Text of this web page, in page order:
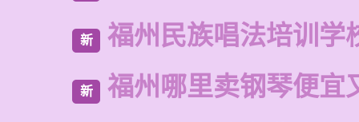
新 福州民族唱法培训学
新 福州哪里卖钢琴便宜